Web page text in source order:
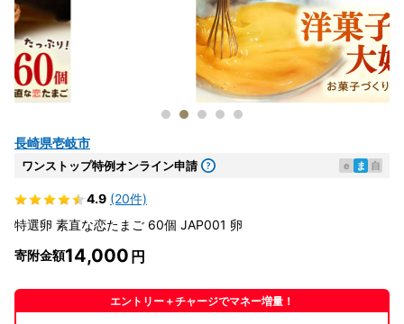
長崎県壱岐市
ワンストップ特例オンライン申請 e ま 自
4.9 (20件)
特選卵 素直な恋たまご 60個 JAP001 卵
寄附金額14,000
エントリー＋チャージでマネー増量！